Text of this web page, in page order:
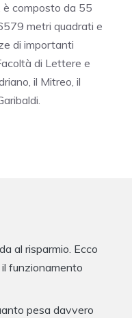
è composto da 55
metri quadrati e
di importanti
di Lettere e
il Mitreo, il
al risparmio. Ecco
funzionamento
pesa davvero